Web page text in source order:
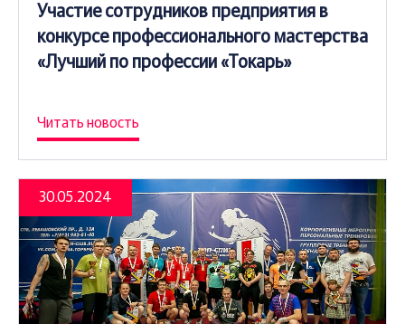
Участие сотрудников предприятия в
конкурсе профессионального мастерства
«Лучший по профессии «Токарь»
Читать новость
30.05.2024